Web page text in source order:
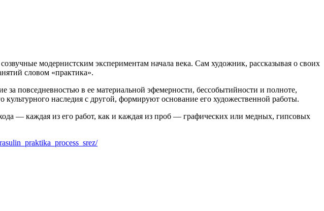
модернистским экспериментам начала века. Сам художник, рассказывая о своих
словом «практика».
повседневностью в ее материальной эфемерности, бессобытийности и полноте,
наследия с другой, формируют основание его художественной работы.
— каждая из его работ, как и каждая из проб — графических или медных, гипсовых